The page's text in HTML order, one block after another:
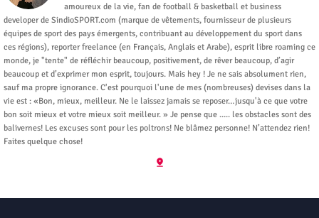
amoureux de la vie, fan de football & basketball et business
developer de SindioSPORT.com (marque de vêtements, fournisseur de plusieurs
équipes de sport des pays émergents, contribuant au développement du sport dans
ces régions), reporter freelance (en Français, Anglais et Arabe), esprit libre roaming ce
monde, je "tente" de réfléchir beaucoup, positivement, de rêver beaucoup, d’agir
beaucoup et d’exprimer mon esprit, toujours. Mais hey ! Je ne sais absolument rien,
sauf ma propre ignorance. C'est pourquoi l'une de mes (nombreuses) devises dans la
vie est : «Bon, mieux, meilleur. Ne le laissez jamais se reposer…jusqu'à ce que votre
bon soit mieux et votre mieux soit meilleur. » Je pense que ..... les obstacles sont des
balivernes! Les excuses sont pour les poltrons! Ne blâmez personne! N’attendez rien!
Faites quelque chose!